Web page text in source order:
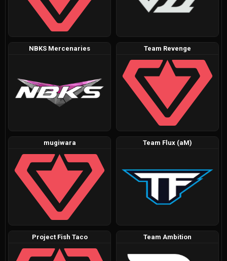
NBKS Mercenaries Team Revenge
mugiwara Team Flux (aM)
Project Fish Taco Team Ambition